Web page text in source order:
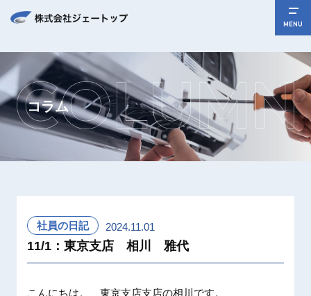
MENU
コラム
社員の日記 2024.11.01
11/1：東京支店 相川 雅代
こんにちは。 東京支店支店の相川 です。